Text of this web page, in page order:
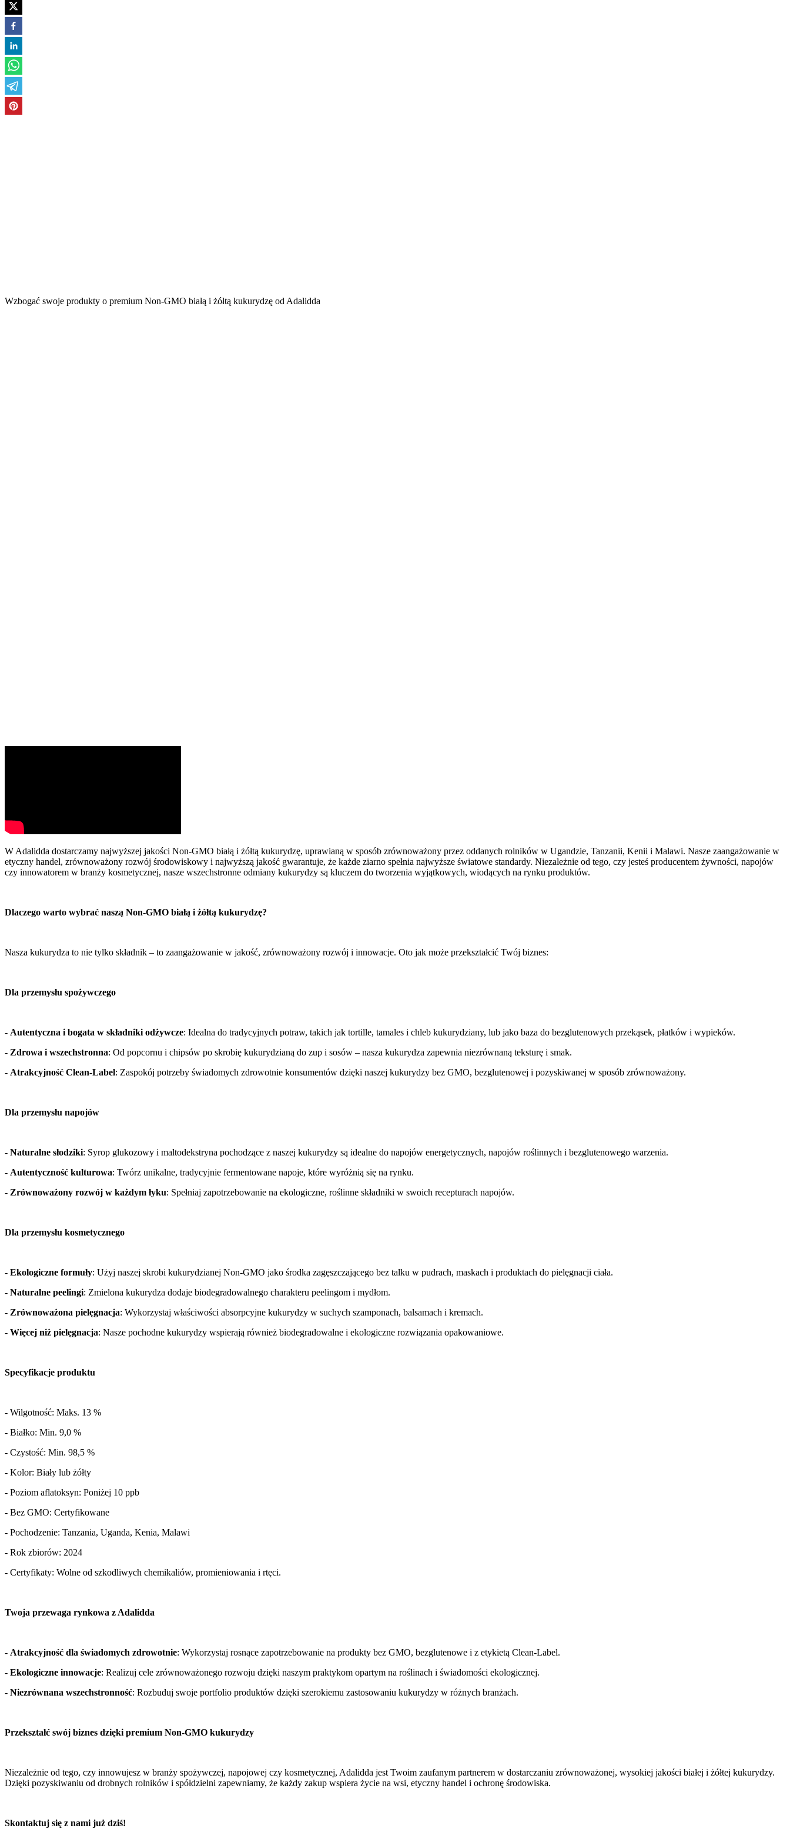
Wzbogać swoje produkty o premium Non-GMO białą i żółtą kukurydzę od Adalidda
W Adalidda dostarczamy najwyższej jakości Non-GMO białą i żółtą kukurydzę, uprawianą w sposób zrównoważony przez oddanych rolników w Ugandzie, Tanzanii, Kenii i Malawi. Nasze zaangażowanie w
etyczny handel, zrównoważony rozwój środowiskowy i najwyższą jakość gwarantuje, że każde ziarno spełnia najwyższe światowe standardy. Niezależnie od tego, czy jesteś producentem żywności, napojów
czy innowatorem w branży kosmetycznej, nasze wszechstronne odmiany kukurydzy są kluczem do tworzenia wyjątkowych, wiodących na rynku produktów.
Dlaczego warto wybrać naszą Non-GMO białą i żółtą kukurydzę?
Nasza kukurydza to nie tylko składnik – to zaangażowanie w jakość, zrównoważony rozwój i innowacje. Oto jak może przekształcić Twój biznes:
Dla przemysłu spożywczego
- Autentyczna i bogata w składniki odżywcze: Idealna do tradycyjnych potraw, takich jak tortille, tamales i chleb kukurydziany, lub jako baza do bezglutenowych przekąsek, płatków i wypieków.
- Zdrowa i wszechstronna: Od popcornu i chipsów po skrobię kukurydzianą do zup i sosów – nasza kukurydza zapewnia niezrównaną teksturę i smak.
- Atrakcyjność Clean-Label: Zaspokój potrzeby świadomych zdrowotnie konsumentów dzięki naszej kukurydzy bez GMO, bezglutenowej i pozyskiwanej w sposób zrównoważony.
Dla przemysłu napojów
- Naturalne słodziki: Syrop glukozowy i maltodekstryna pochodzące z naszej kukurydzy są idealne do napojów energetycznych, napojów roślinnych i bezglutenowego warzenia.
- Autentyczność kulturowa: Twórz unikalne, tradycyjnie fermentowane napoje, które wyróżnią się na rynku.
- Zrównoważony rozwój w każdym łyku: Spełniaj zapotrzebowanie na ekologiczne, roślinne składniki w swoich recepturach napojów.
Dla przemysłu kosmetycznego
- Ekologiczne formuły: Użyj naszej skrobi kukurydzianej Non-GMO jako środka zagęszczającego bez talku w pudrach, maskach i produktach do pielęgnacji ciała.
- Naturalne peelingi: Zmielona kukurydza dodaje biodegradowalnego charakteru peelingom i mydłom.
- Zrównoważona pielęgnacja: Wykorzystaj właściwości absorpcyjne kukurydzy w suchych szamponach, balsamach i kremach.
- Więcej niż pielęgnacja: Nasze pochodne kukurydzy wspierają również biodegradowalne i ekologiczne rozwiązania opakowaniowe.
Specyfikacje produktu
- Wilgotność: Maks. 13 %
- Białko: Min. 9,0 %
- Czystość: Min. 98,5 %
- Kolor: Biały lub żółty
- Poziom aflatoksyn: Poniżej 10 ppb
- Bez GMO: Certyfikowane
- Pochodzenie: Tanzania, Uganda, Kenia, Malawi
- Rok zbiorów: 2024
- Certyfikaty: Wolne od szkodliwych chemikaliów, promieniowania i rtęci.
Twoja przewaga rynkowa z Adalidda
- Atrakcyjność dla świadomych zdrowotnie: Wykorzystaj rosnące zapotrzebowanie na produkty bez GMO, bezglutenowe i z etykietą Clean-Label.
- Ekologiczne innowacje: Realizuj cele zrównoważonego rozwoju dzięki naszym praktykom opartym na roślinach i świadomości ekologicznej.
- Niezrównana wszechstronność: Rozbuduj swoje portfolio produktów dzięki szerokiemu zastosowaniu kukurydzy w różnych branżach.
Przekształć swój biznes dzięki premium Non-GMO kukurydzy
Niezależnie od tego, czy innowujesz w branży spożywczej, napojowej czy kosmetycznej, Adalidda jest Twoim zaufanym partnerem w dostarczaniu zrównoważonej, wysokiej jakości białej i żółtej kukurydzy.
Dzięki pozyskiwaniu od drobnych rolników i spółdzielni zapewniamy, że każdy zakup wspiera życie na wsi, etyczny handel i ochronę środowiska.
Skontaktuj się z nami już dziś!